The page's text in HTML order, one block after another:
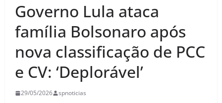
Governo Lula ataca
família Bolsonaro após
nova classificação de PCC
e CV: ‘Deplorável’
29/05/2026 spnoticias